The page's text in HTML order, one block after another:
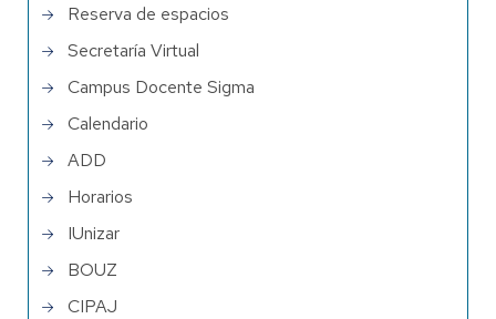
Reserva de espacios
Secretaría Virtual
Campus Docente Sigma
Calendario
ADD
Horarios
IUnizar
BOUZ
CIPAJ